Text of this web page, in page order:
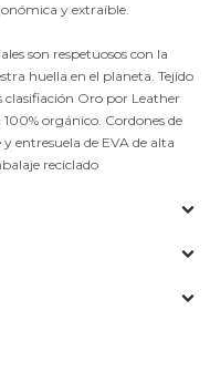
y extraíble.
son respetuosos con la
huella en el planeta. Tejido
clasifiación Oro por Leather
orgánico. Cordones de
entresuela de EVA de alta
reciclado